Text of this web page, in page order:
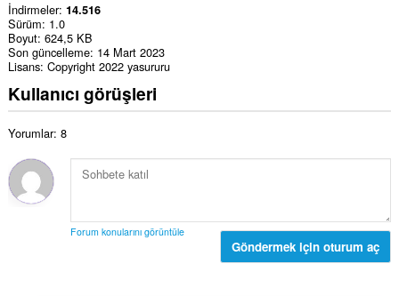
İndirmeler 14.516
Sürüm 1.0
Boyut 624,5 KB
Son güncelleme 14 Mart 2023
Lisans Copyright 2022 yasururu
Kullanıcı görüşleri
Yorumlar: 8
Forum konularını görüntüle
Göndermek için oturum aç